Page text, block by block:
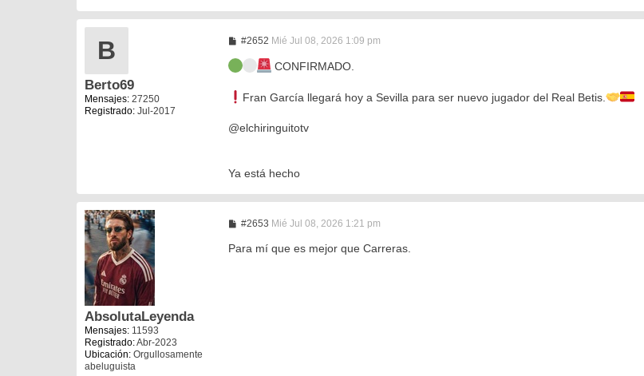
B
Berto69
Mensajes: 27250
Registrado: Jul-2017
#2652M
n
s
j
Mié Jul 08, 2026 1:09 pm
CONFIRMADO.
Fran García llegará hoy a Sevilla para ser nuevo jugador del Real Betis.
@elchiringuitotv
Ya está hecho
AbsolutaLeyenda
Mensajes: 11593
Registrado:Abr-2023
Ubicación: Orgullosamente
abeluguista
#2653M
n
s
Mié Jul 08, 2026 1:21 pm
Para mí que es mejor que Carreras.